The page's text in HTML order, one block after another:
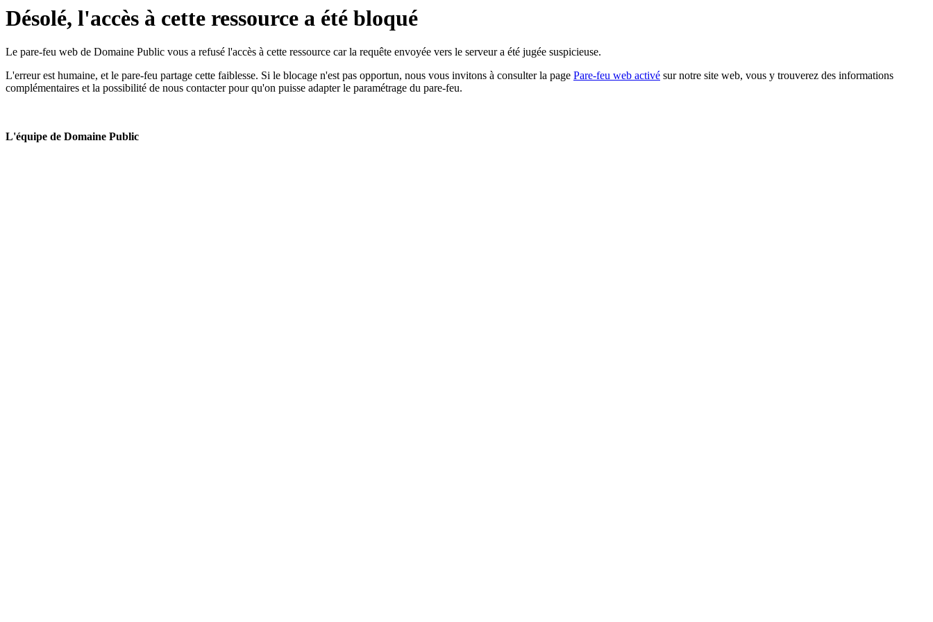
Désolé, l'accès à cette ressource a été bloqué
Le pare-feu web de Domaine Public vous a refusé l'accès à cette ressource car la requête envoyée vers le serveur a été jugée suspicieuse.
L'erreur est humaine, et le pare-feu partage cette faiblesse. Si le blocage n'est pas opportun, nous vous invitons à consulter la page Pare-feu web activé sur notre site web, vous y trouverez des informations
complémentaires et la possibilité de nous contacter pour qu'on puisse adapter le paramétrage du pare-feu.
L'équipe de Domaine Public